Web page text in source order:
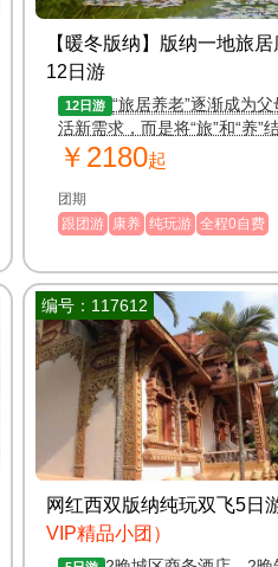
【暖冬版纳】版纳一地旅
12日游
12日游 “旅居养老”逐渐成为
活新需求，而是将“旅”和“养”
起，让父母轻松度 假，避寒，
￥2180起
团期
跟团游 康养 纯玩游 全程0自费
编号：117612
网红西双版纳纯玩双飞5日
VIP精品小团）